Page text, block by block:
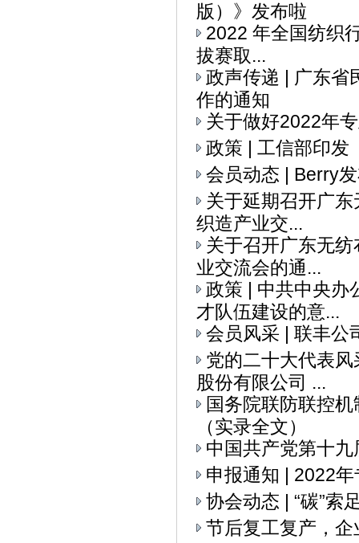
版）》发布啦
2022 年全国纺织
拔赛取...
政声传递 | 广东省
作的通知
关于做好2022年
政策 | 工信部印发
会员动态 | Berry
关于延期召开广东
织造产业交...
关于召开广东无纺
业交流会的通...
政策 | 中共中央办
才队伍建设的意...
会员风采 | 联丰公
党的二十大代表
股份有限公司 ...
国务院联防联控
（实录全文）
中国共产党第十
申报通知 | 2022
协会动态 | “碳”
节后复工复产，